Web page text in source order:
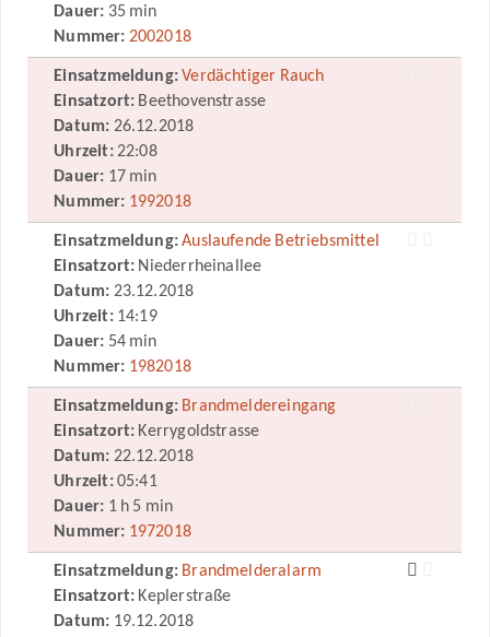
Dauer: 35 min
Nummer: 2002018
Einsatzmeldung:Verdächtiger Rauch
Einsatzort: Beethovenstrasse
Datum: 26.12.2018
Uhrzeit:22:08
Dauer: 17 min
Nummer: 1992018
Einsatzmeldung:Auslaufende Betriebsmittel
Einsatzort: Niederrheinallee
Datum: 23.12.2018
Uhrzeit:14:19
Dauer: 54 min
Nummer: 1982018
Einsatzmeldung: Brandmeldereingang
Einsatzort: Kerrygoldstrasse
Datum: 22.12.2018
Uhrzeit:05:41
Dauer: 1 h 5 min
Nummer: 1972018
Einsatzmeldung: Brandmelderalarm
Einsatzort: Keplerstraße
Datum: 19.12.2018